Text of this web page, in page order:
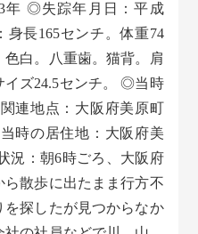
年 ◎失踪年月日：平成
身長165センチ。体重74
白。八重歯。猫背。肩
イズ24.5センチ。 ◎当時
連地点：大阪府美原町
時の居住地：大阪府美
況：朝6時ごろ、大阪府
散歩に出たまま行方不
探したが見つからなか